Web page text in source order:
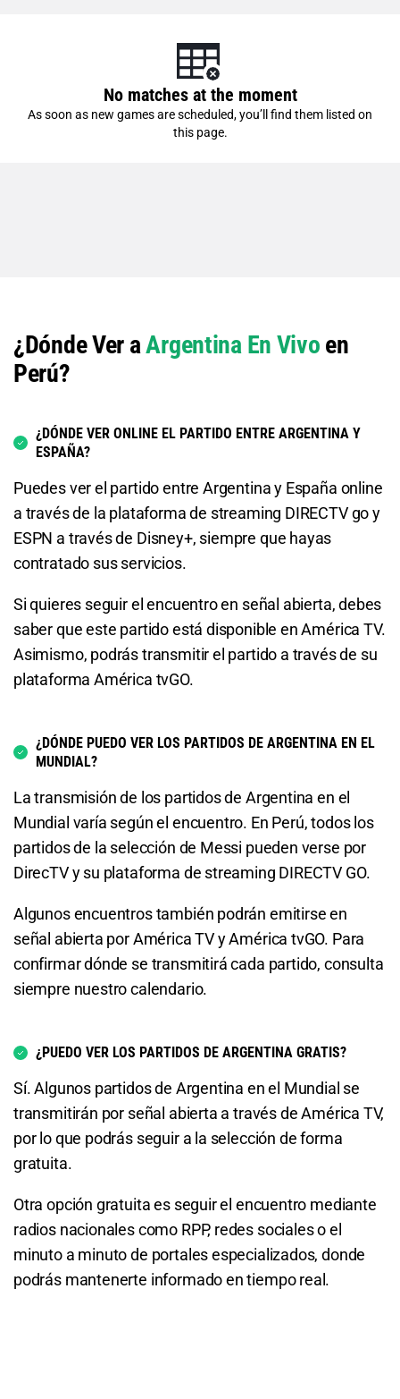
No matches at the moment
As soon as new games are scheduled, you’ll find them listed on
this page.
¿Dónde Ver aArgentina En Vivo en
Perú?
¿DÓNDE VER ONLINE EL PARTIDO ENTRE ARGENTINA Y
ESPAÑA?
Puedes ver el partido entre Argentina y España online
a través de la plataforma de streaming DIRECTV go y
ESPN a través de Disney+, siempre que hayas
contratado sus servicios.
Si quieres seguir el encuentro en señal abierta, debes
saber que este partido está disponible en América TV.
Asimismo, podrás transmitir el partido a través de su
plataforma América tvGO.
¿DÓNDE PUEDO VER LOS PARTIDOS DE ARGENTINA EN EL
MUNDIAL?
La transmisión de los partidos de Argentina en el
Mundial varía según el encuentro. En Perú, todos los
partidos de la selección de Messi pueden verse por
DirecTV y su plataforma de streaming DIRECTV GO.
Algunos encuentros también podrán emitirse en
señal abierta por América TV y América tvGO. Para
confirmar dónde se transmitirá cada partido, consulta
siempre nuestro calendario.
¿PUEDO VER LOS PARTIDOS DE ARGENTINA GRATIS?
Sí. Algunos partidos de Argentina en el Mundial se
transmitirán por señal abierta a través de América TV,
por lo que podrás seguir a la selección de forma
gratuita.
Otra opción gratuita es seguir el encuentro mediante
radios nacionales como RPP, redes sociales o el
minuto a minuto de portales especializados, donde
podrás mantenerte informado en tiempo real.